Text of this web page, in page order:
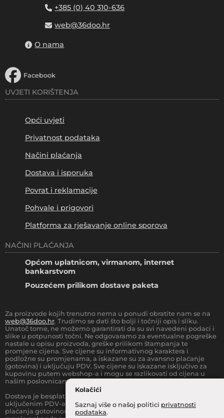
Kolačići
Saznaj više o našoj politici privatnosti
podataka.
+385 (0) 40 310-636
web@36doo.hr
O nama
Facebook
UVJETI KORIŠTENJA
Opći uvjeti
Privatnost podataka
Načini plaćanja
Dostava i isporuka
Povrat i reklamacije
Pohvale i prigovori
Platforma za rješavanje online sporova
NAČINI PLAĆANJA
Općom uplatnicom, virmanom, internet
bankarstvom
Pouzećem prilikom dostave paketa
Za proizvode kojih trenutno nema u ponudi obratite nam se na
web@36doo.hr. Trudimo se dati što bolji i točniji opis i sliku.
Unatoč tome, ne možemo garantirati da su svi navedeni podaci i
slike u potpunosti točni. Ne odgovaramo za eventualne pogreške
nastale u opisu proizvoda, greške prilikom štampanja te
promjene cijena. Sve cijene su informativnog karaktera i
podložne su promjenama, a iskazane su za avansno plaćanje
(gotovina) i uključuju PDV. Sve cijene su iskazane isključivo za
kupovinu putem webshop-a i mogu se razlikovati od cijena u
našim poslovnicama.
Dostava je besplatna za sve narudžbe iznad
uključenim PDV-a) za Zonu 1 (cijela RH, osim otoka).Prilikom
plaćanja gotovinom pri dostavi robe na kućnu adresu, moguća je